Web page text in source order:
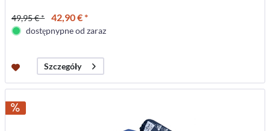
49,95 € * 42,90 € *
dostępnypne od zaraz
Szczegóły